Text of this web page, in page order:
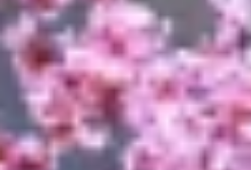
Ikke-IAB-behandlingsformål:
Nødvendig
Ydeevne
Funktionel
Annoncering / marketing